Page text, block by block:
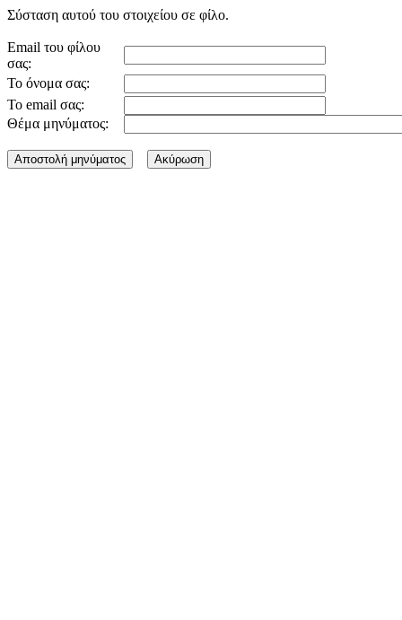
Σύσταση αυτού του στοιχείου σε φίλο.
Email του φίλου
σας:
Το όνομα σας:
Το email σας:
Θέμα μηνύματος: